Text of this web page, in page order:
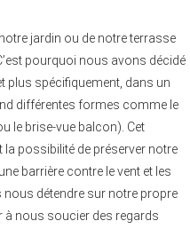
jardin ou de notre terrasse
pourquoi nous avons décidé
plus spécifiquement, dans un
différentes formes comme le
le brise-vue balcon). Cet
possibilité de préserver notre
barrière contre le vent et les
détendre sur notre propre
à nous soucier des regards